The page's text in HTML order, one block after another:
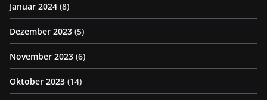
Januar 2024 (8)
Dezember 2023 (5)
November 2023 (6)
Oktober 2023 (14)